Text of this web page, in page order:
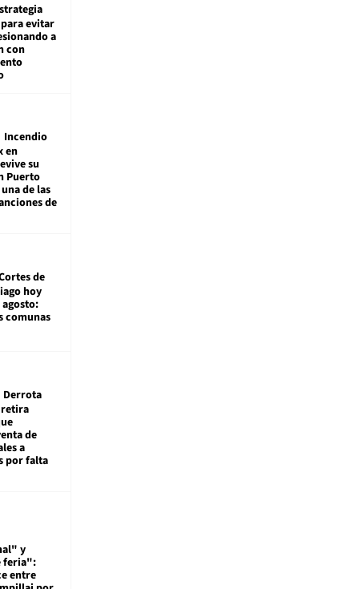
evitar
a
con
Incendio
en
su
Puerto
de las
de
de
hoy
agosto:
comunas
Derrota
de
a
por falta
y
feria":
entre